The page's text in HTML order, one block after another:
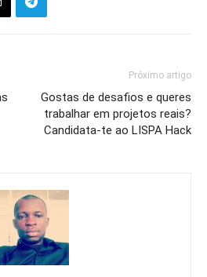
Próximo artigo
Gostas de desafios e queres
trabalhar em projetos reais?
Candidata-te ao LISPA Hack